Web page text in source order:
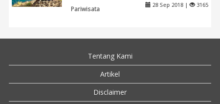
Pariwisata
28 Sep 2018 | 3165
Tentang Kami
Artikel
Disclaimer